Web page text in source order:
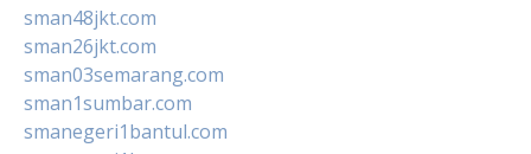
sman48jkt.com
sman26jkt.com
sman03semarang.com
sman1sumbar.com
smanegeri1bantul.com